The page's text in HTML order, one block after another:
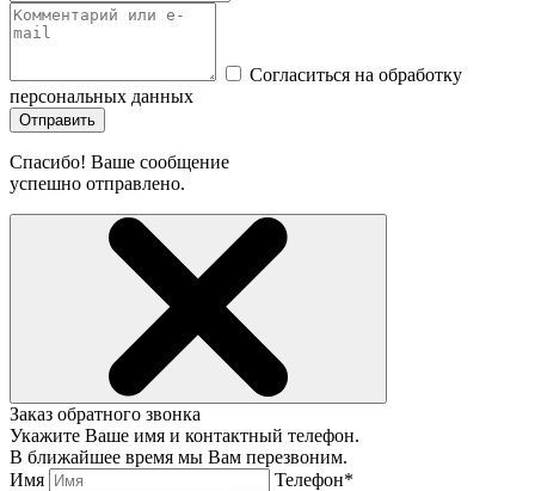
Согласиться на обработку
персональных данных
Отправить
Спасибо! Ваше сообщение
успешно отправлено.
Заказ обратного звонка
Укажите Ваше имя и контактный телефон.
В ближайшее время мы Вам перезвоним.
Имя
Телефон*